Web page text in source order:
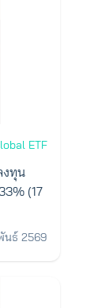
ETF
งทุน
(17
นธ์ 2569